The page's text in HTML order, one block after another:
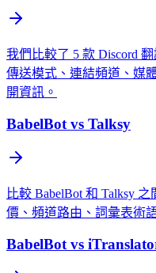
我們比較了 5 款 Discord
傳送模式、連結頻道、媒
開資訊。
BabelBot vs Talksy
比較 BabelBot 和 Talksy
價、頻道路由、詞彙表術
BabelBot vs